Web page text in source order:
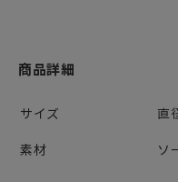
商品詳細
サイズ
直
素材
ソ